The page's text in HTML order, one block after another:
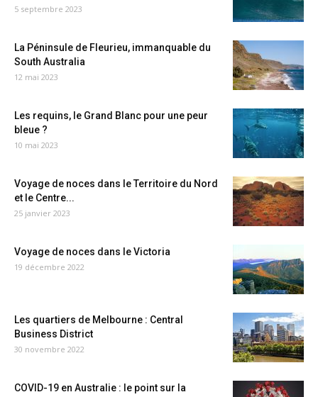
5 septembre 2023
La Péninsule de Fleurieu, immanquable du
South Australia
12 mai 2023
Les requins, le Grand Blanc pour une peur
bleue ?
10 mai 2023
Voyage de noces dans le Territoire du Nord
et le Centre...
25 janvier 2023
Voyage de noces dans le Victoria
19 décembre 2022
Les quartiers de Melbourne : Central
Business District
30 novembre 2022
COVID-19 en Australie : le point sur la